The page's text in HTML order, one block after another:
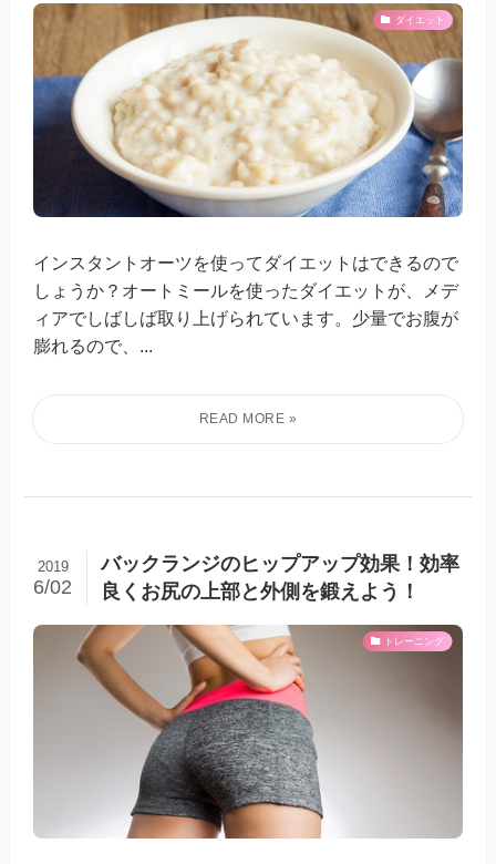
ダイエット
インスタントオーツを使ってダイエットはできるので
しょうか？オートミールを使ったダイエットが、メデ
ィアでしばしば取り上げられています。少量でお腹が
膨れるので、...
バックランジのヒップアップ効果！効率
良くお尻の上部と外側を鍛えよう！
2019
6/02
トレーニング